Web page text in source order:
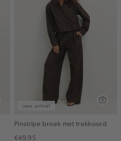
new arrival
Pinstripe broek met trekkoord
€49.95